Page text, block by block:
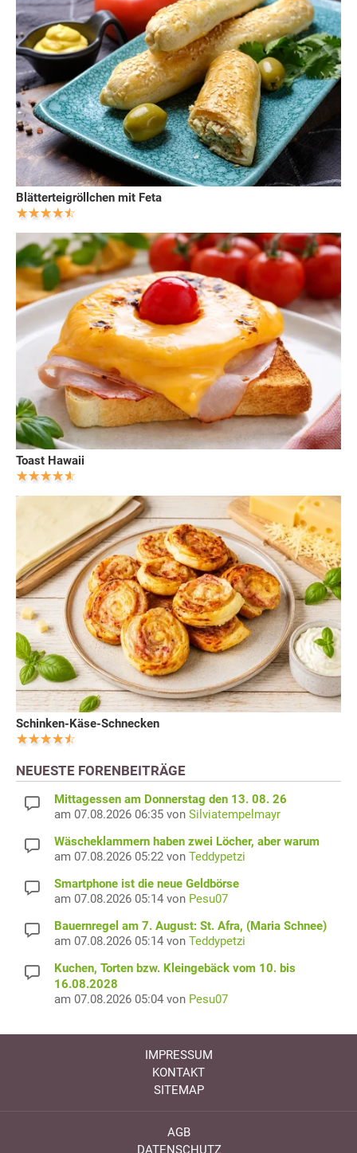
Blätterteigröllchen mit Feta
Toast Hawaii
Schinken-Käse-Schnecken
NEUESTE FORENBEITRÄGE
Mittagessen am Donnerstag den 13. 08. 26
am 07.08.2026 06:35 von Silviatempelmayr
Wäscheklammern haben zwei Löcher, aber warum
am 07.08.2026 05:22 von Teddypetzi
Smartphone ist die neue Geldbörse
am 07.08.2026 05:14 von Pesu07
Bauernregel am 7. August: St. Afra, (Maria Schnee)
am 07.08.2026 05:14 von Teddypetzi
Kuchen, Torten bzw. Kleingebäck vom 10. bis
16.08.2028
am 07.08.2026 05:04 von Pesu07
IMPRESSUM
KONTAKT
SITEMAP
AGB
DATENSCHUTZ